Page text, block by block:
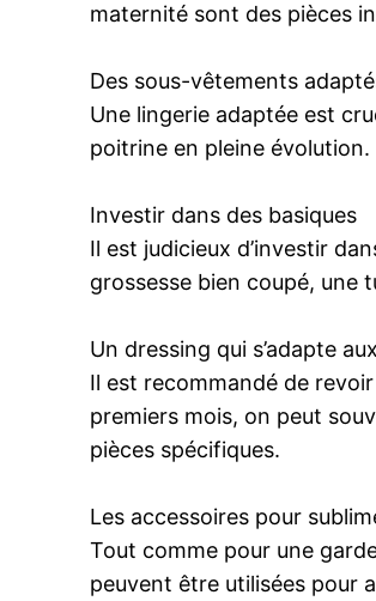
maternité sont des pièces
Des sous-vêtements
Une lingerie adaptée est
poitrine en pleine évolution.
Investir dans des basiques
Il est judicieux d’investir
grossesse bien coupé, une
Un dressing qui s’adapte
Il est recommandé de
premiers mois, on peut
pièces spécifiques.
Les accessoires pour
Tout comme pour une
peuvent être utilisées pour